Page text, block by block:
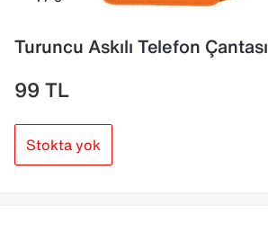
Turuncu Askılı Telefon Çantası
99 TL
Stokta yok